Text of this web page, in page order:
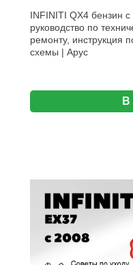
INFINITI QX4 бензин
руководство по
ремонту, инструкция
схемы | Арус
В